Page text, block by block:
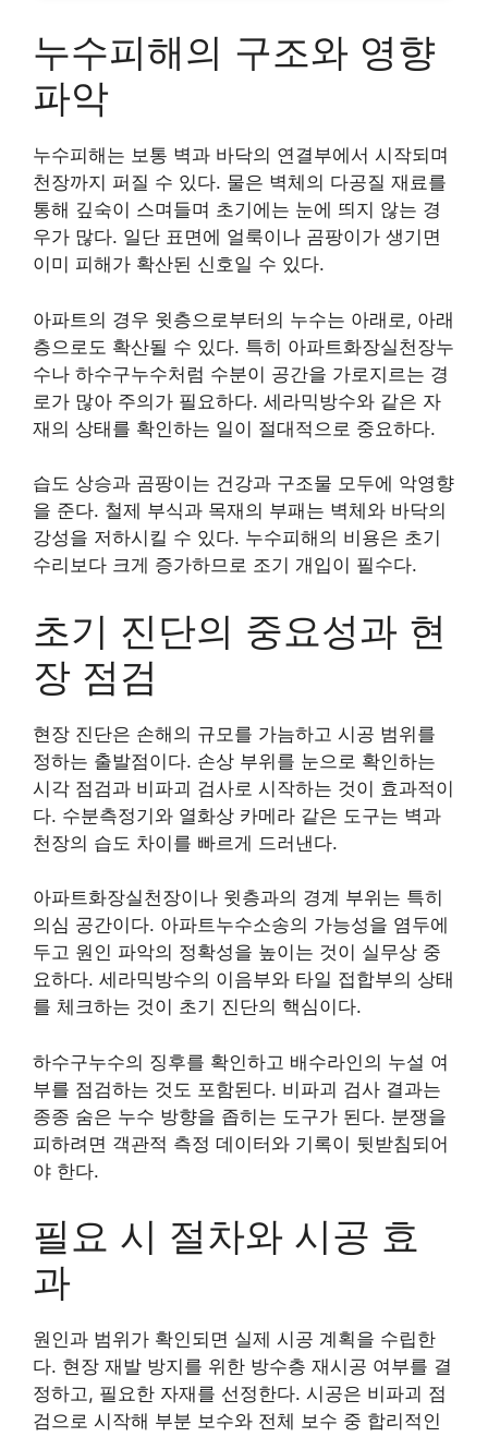
누수피해의 구조와 영향
파악
누수피해는 보통 벽과 바닥의 연결부에서 시작되며
천장까지 퍼질 수 있다. 물은 벽체의 다공질 재료를
통해 깊숙이 스며들며 초기에는 눈에 띄지 않는 경
우가 많다. 일단 표면에 얼룩이나 곰팡이가 생기면
이미 피해가 확산된 신호일 수 있다.
아파트의 경우 윗층으로부터의 누수는 아래로, 아래
층으로도 확산될 수 있다. 특히 아파트화장실천장누
수나 하수구누수처럼 수분이 공간을 가로지르는 경
로가 많아 주의가 필요하다. 세라믹방수와 같은 자
재의 상태를 확인하는 일이 절대적으로 중요하다.
습도 상승과 곰팡이는 건강과 구조물 모두에 악영향
을 준다. 철제 부식과 목재의 부패는 벽체와 바닥의
강성을 저하시킬 수 있다. 누수피해의 비용은 초기
수리보다 크게 증가하므로 조기 개입이 필수다.
초기 진단의 중요성과 현
장 점검
현장 진단은 손해의 규모를 가늠하고 시공 범위를
정하는 출발점이다. 손상 부위를 눈으로 확인하는
시각 점검과 비파괴 검사로 시작하는 것이 효과적이
다. 수분측정기와 열화상 카메라 같은 도구는 벽과
천장의 습도 차이를 빠르게 드러낸다.
아파트화장실천장이나 윗층과의 경계 부위는 특히
의심 공간이다. 아파트누수소송의 가능성을 염두에
두고 원인 파악의 정확성을 높이는 것이 실무상 중
요하다. 세라믹방수의 이음부와 타일 접합부의 상태
를 체크하는 것이 초기 진단의 핵심이다.
하수구누수의 징후를 확인하고 배수라인의 누설 여
부를 점검하는 것도 포함된다. 비파괴 검사 결과는
종종 숨은 누수 방향을 좁히는 도구가 된다. 분쟁을
피하려면 객관적 측정 데이터와 기록이 뒷받침되어
야 한다.
필요 시 절차와 시공 효
과
원인과 범위가 확인되면 실제 시공 계획을 수립한
다. 현장 재발 방지를 위한 방수층 재시공 여부를 결
정하고, 필요한 자재를 선정한다. 시공은 비파괴 점
검으로 시작해 부분 보수와 전체 보수 중 합리적인